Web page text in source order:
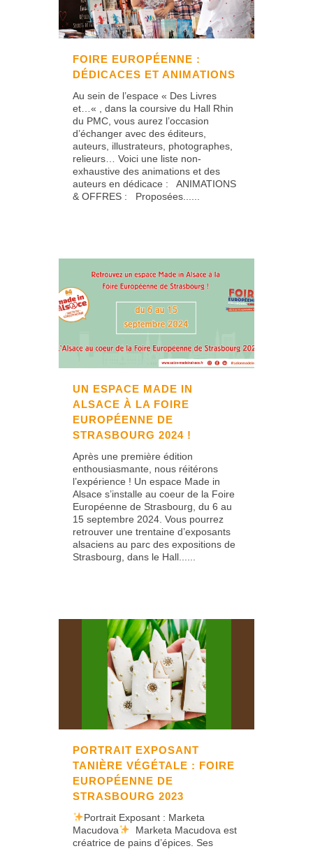
FOIRE EUROPÉENNE :
DÉDICACES ET ANIMATIONS
Au sein de l’espace « Des Livres
et…« , dans la coursive du Hall Rhin
du PMC, vous aurez l’occasion
d’échanger avec des éditeurs,
auteurs, illustrateurs, photographes,
relieurs… Voici une liste non-
exhaustive des animations et des
auteurs en dédicace : ANIMATIONS
& OFFRES : Proposées......
UN ESPACE MADE IN
ALSACE À LA FOIRE
EUROPÉENNE DE
STRASBOURG 2024 !
Après une première édition
enthousiasmante, nous réitérons
l’expérience ! Un espace Made in
Alsace s’installe au coeur de la Foire
Européenne de Strasbourg, du 6 au
15 septembre 2024. Vous pourrez
retrouver une trentaine d’exposants
alsaciens au parc des expositions de
Strasbourg, dans le Hall......
PORTRAIT EXPOSANT
TANIÈRE VÉGÉTALE : FOIRE
EUROPÉENNE DE
STRASBOURG 2023
Portrait Exposant : Marketa
Macudova
Marketa Macudova est
créatrice de pains d’épices. Ses